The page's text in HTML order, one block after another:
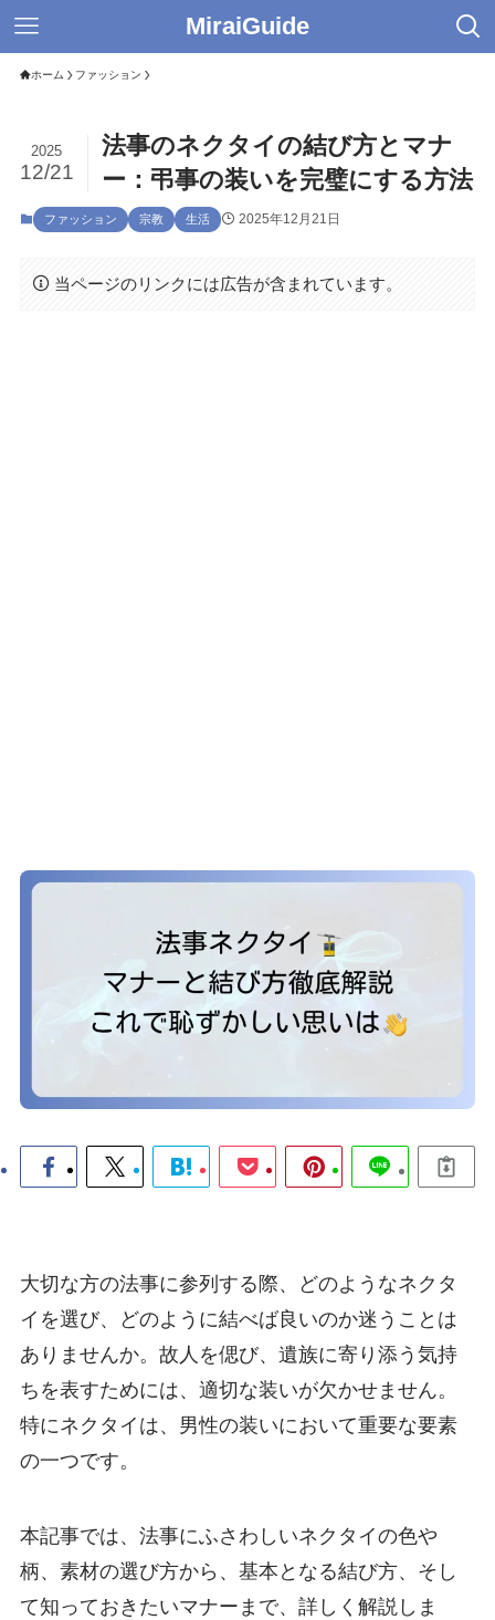
MiraiGuide
ホーム ファッション
法事のネクタイの結び方とマナ
ー：弔事の装いを完璧にする方法
2025
12/21
ファッション 宗教 生活 2025年12月21日
当ページのリンクには広告が含まれています。
大切な方の法事に参列する際、どのようなネクタ
イを選び、どのように結べば良いのか迷うことは
ありませんか。故人を偲び、遺族に寄り添う気持
ちを表すためには、適切な装いが欠かせません。
特にネクタイは、男性の装いにおいて重要な要素
の一つです。
本記事では、法事にふさわしいネクタイの色や
柄、素材の選び方から、基本となる結び方、そし
て知っておきたいマナーまで、詳しく解説しま